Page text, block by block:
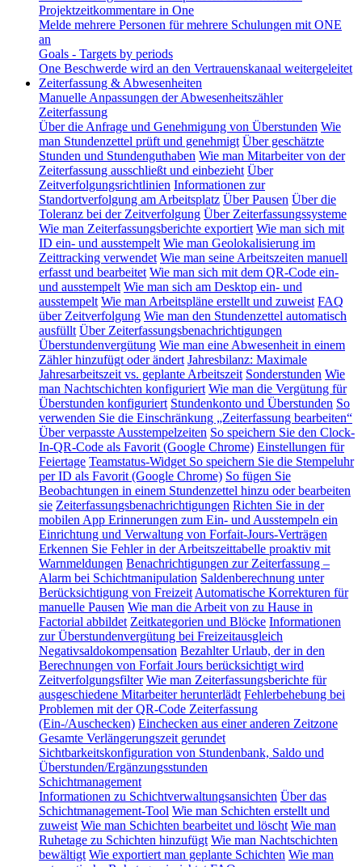
Projektzeitkommentare in One
Melde mehrere Personen für mehrere Schulungen mit ONE
an
Goals - Targets by periods
One Beschwerde wird an den Vertrauenskanaal weitergeleitet
Zeiterfassung & Abwesenheiten
Manuelle Anpassungen der Abwesenheitszähler
Zeiterfassung
Über die Anfrage und Genehmigung von Überstunden Wie
man Stundenzettel prüft und genehmigt Über geschätzte
Stunden und Stundenguthaben Wie man Mitarbeiter von der
Zeiterfassung ausschließt und einbezieht Über
Zeitverfolgungsrichtlinien Informationen zur
Standortverfolgung am Arbeitsplatz Über Pausen Über die
Toleranz bei der Zeitverfolgung Über Zeiterfassungssysteme
Wie man Zeiterfassungsberichte exportiert Wie man sich mit
ID ein- und ausstempelt Wie man Geolokalisierung im
Zeittracking verwendet Wie man seine Arbeitszeiten manuell
erfasst und bearbeitet Wie man sich mit dem QR-Code ein-
und ausstempelt Wie man sich am Desktop ein- und
ausstempelt Wie man Arbeitspläne erstellt und zuweist FAQ
über Zeitverfolgung Wie man den Stundenzettel automatisch
ausfüllt Über Zeiterfassungsbenachrichtigungen
Überstundenvergütung Wie man eine Abwesenheit in einem
Zähler hinzufügt oder ändert Jahresbilanz: Maximale
Jahresarbeitszeit vs. geplante Arbeitszeit Sonderstunden Wie
man Nachtschichten konfiguriert Wie man die Vergütung für
Überstunden konfiguriert Stundenkonto und Überstunden So
verwenden Sie die Einschränkung „Zeiterfassung bearbeiten“
Über verpasste Ausstempelzeiten So speichern Sie den Clock-
In-QR-Code als Favorit (Google Chrome) Einstellungen für
Feiertage Teamstatus-Widget So speichern Sie die Stempeluhr
per ID als Favorit (Google Chrome) So fügen Sie
Beobachtungen in einem Stundenzettel hinzu oder bearbeiten
sie Zeiterfassungsbenachrichtigungen Richten Sie in der
mobilen App Erinnerungen zum Ein- und Ausstempeln ein
Einrichtung und Verwaltung von Forfait-Jours-Verträgen
Erkennen Sie Fehler in der Arbeitszeittabelle proaktiv mit
Warnmeldungen Benachrichtigungen zur Zeiterfassung –
Alarm bei Schichtmanipulation Saldenberechnung unter
Berücksichtigung von Freizeit Automatische Korrekturen für
manuelle Pausen Wie man die Arbeit von zu Hause in
Factorial abbildet Zeitkategorien und Blöcke Informationen
zur Überstundenvergütung bei Freizeitausgleich
Negativsaldokompensation Bezahlter Urlaub, der in den
Berechnungen von Forfait Jours berücksichtigt wird
Zeitverfolgungsfilter Wie man Zeiterfassungsberichte für
ausgeschiedene Mitarbeiter herunterlädt Fehlerbehebung bei
Problemen mit der QR-Code Zeiterfassung
(Ein-/Auschecken) Einchecken aus einer anderen Zeitzone
Gesamte Verlängerungszeit gerundet
Sichtbarkeitskonfiguration von Stundenbank, Saldo und
Überstunden/Ergänzungsstunden
Schichtmanagement
Informationen zu Schichtverwaltungsansichten Über das
Schichtmanagement-Tool Wie man Schichten erstellt und
zuweist Wie man Schichten bearbeitet und löscht Wie man
Ruhetage zu Schichten hinzufügt Wie man Nachtschichten
bewältigt Wie exportiert man geplante Schichten Wie man